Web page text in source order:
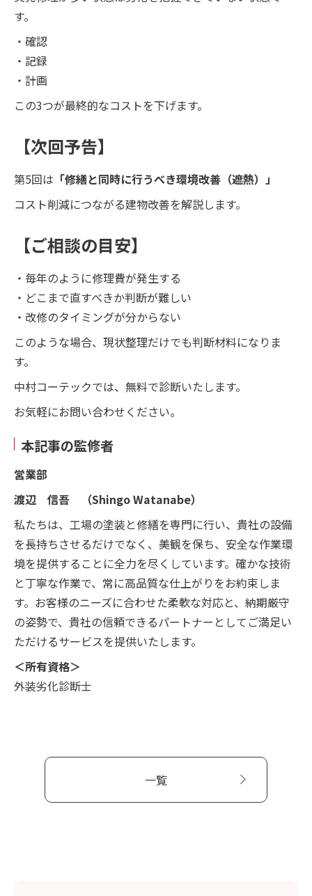
す。
・確認
・記録
・計画
この3つが最終的なコストを下げます。
【次回予告】
第5回は 「修繕と同時に行うべき環境改善（遮熱）」
コスト削減につながる建物改善を解説します。
【ご相談の目安】
・毎年のように修理費が発生する
・どこまで直すべきか判断が難しい
・改修のタイミングが分からない
このような場合、現状整理だけでも判断材料になりま
す。
中村コーテックでは、無料で診断いたします。
お気軽にお問い合わせください。
本記事の監修者
営業部
渡辺 信吾 （Shingo Watanabe）
私たちは、工場の塗装と修繕を専門に行い、貴社の設備
を長持ちさせるだけでなく、美観を保ち、安全な作業環
境を提供することに全力を尽くしています。確かな技術
と丁寧な作業で、常に高品質な仕上がりをお約束しま
す。お客様のニーズに合わせた柔軟な対応と、納期厳守
の姿勢で、貴社の信頼できるパートナーとしてご満足い
ただけるサービスを提供いたします。
＜所有資格＞
外装劣化診断士
一覧